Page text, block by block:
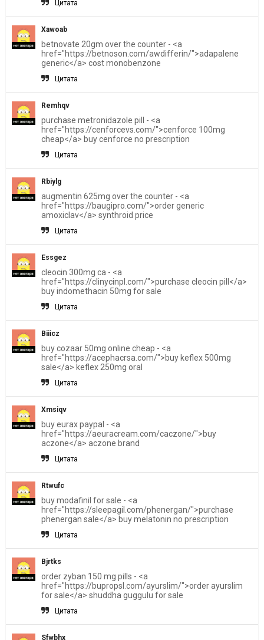
Цитата
Xawoab
betnovate 20gm over the counter - <a
href="https://betnoson.com/awdifferin/">adapalene
generic</a> cost monobenzone
Цитата
Remhqv
purchase metronidazole pill - <a
href="https://cenforcevs.com/">cenforce 100mg
cheap</a> buy cenforce no prescription
Цитата
Rbiylg
augmentin 625mg over the counter - <a
href="https://baugipro.com/">order generic
amoxiclav</a> synthroid price
Цитата
Essgez
cleocin 300mg ca - <a
href="https://clinycinpl.com/">purchase cleocin pill</a>
buy indomethacin 50mg for sale
Цитата
Biiicz
buy cozaar 50mg online cheap - <a
href="https://acephacrsa.com/">buy keflex 500mg
sale</a> keflex 250mg oral
Цитата
Xmsiqv
buy eurax paypal - <a
href="https://aeuracream.com/caczone/">buy
aczone</a> aczone brand
Цитата
Rtwufc
buy modafinil for sale - <a
href="https://sleepagil.com/phenergan/">purchase
phenergan sale</a> buy melatonin no prescription
Цитата
Bjrtks
order zyban 150 mg pills - <a
href="https://bupropsl.com/ayurslim/">order ayurslim
for sale</a> shuddha guggulu for sale
Цитата
Sfwbhx